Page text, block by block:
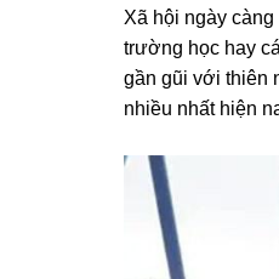
Xã hội ngày
trường học hay
gần gũi với thiên
nhiều nhất hiện